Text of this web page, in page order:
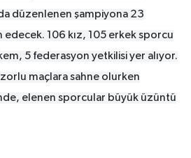
düzenlenen şampiyona 23
edecek. 106 kız, 105 erkek sporcu
5 federasyon yetkilisi yer alıyor.
maçlara sahne olurken
elenen sporcular büyük üzüntü